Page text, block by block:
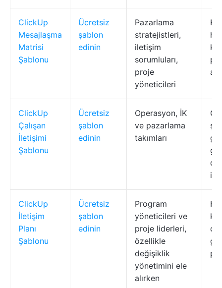
ClickUp
Mesajlaşma
Matrisi
Şablonu
Ücretsiz
şablon
edinin
Pazarlama
stratejistleri,
iletişim
sorumluları,
proje
yöneticileri
ClickUp
Çalışan
İletişimi
Şablonu
Ücretsiz
şablon
edinin
Operasyon, İK
ve pazarlama
takımları
ş
ClickUp
İletişim
Planı
Şablonu
Ücretsiz
şablon
edinin
Program
yöneticileri ve
proje liderleri,
özellikle
değişiklik
yönetimini ele
alırken